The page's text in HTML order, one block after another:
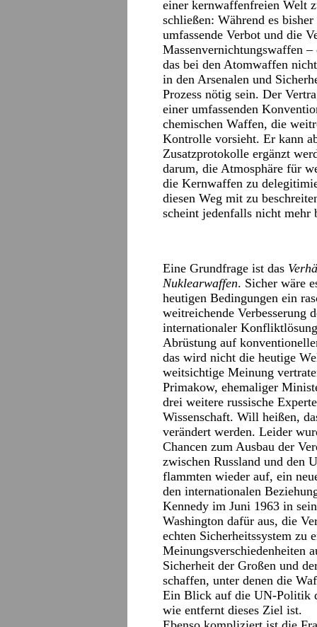
einer kernwaffenfreien Welt
schließen: Während es
umfassende Verbot und die
Massenvernichtungswaffen
das bei den Atomwaffen
in den Arsenalen und
Prozess nötig sein. Der
einer umfassenden
chemischen Waffen, die
Kontrolle vorsieht. Er kann
Zusatzprotokolle ergänzt
darum, die Atmosphäre für
die Kernwaffen zu
diesen Weg mit zu
scheint jedenfalls nicht mehr
Eine Grundfrage ist das
Nuklearwaffen. Sicher wäre
heutigen Bedingungen ein
weitreichende Verbesserung
internationaler
Abrüstung auf
das wird nicht die heutige
weitsichtige Meinung
Primakow, ehemaliger
drei weitere russische
Wissenschaft. Will heißen,
verändert werden. Leider
Chancen zum Ausbau der
zwischen Russland und den
flammten wieder auf, ein
den internationalen
Kennedy im Juni 1963 in
Washington dafür aus, die
echten Sicherheitssystem zu
Meinungsverschiedenheiten
Sicherheit der Großen und
schaffen, unter denen die
Ein Blick auf die UN-Politik
wie entfernt dieses Ziel ist.